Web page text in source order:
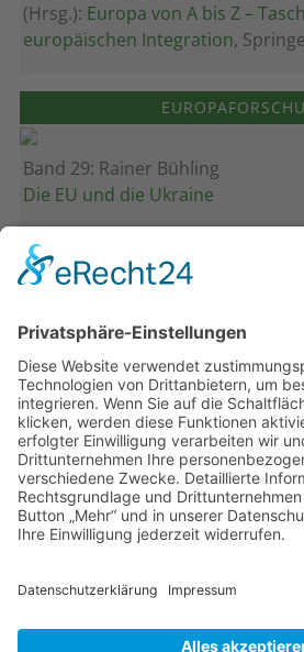
(Hrsg.): Europa von A bis Z –
europäischen Integration,
Band 29: Rainer Bühling
Die EU und die Ukraine
Band 28: Andrea Zeller
Eurorettung um jeden Preis?
Band 27: Thomas Jansen
Europa verstehen
Band 26: Andreas Öffner
Die Macht der Interessen
Band 25: Edmund Ratka
Deutschlands Mittelmeerpolitik